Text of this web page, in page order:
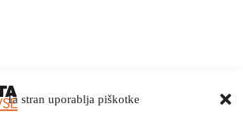
Ta stran uporablja piškotke